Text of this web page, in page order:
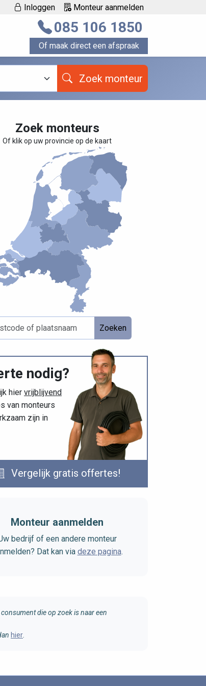
Inloggen Monteur aanmelden
085 106 1850
Of maak direct een afspraak
Zoek monteur
Zoek monteurs
Of klik op uw provincie op de kaart
Zoeken
nodig?
hier vrijblijvend
van monteurs
zijn in
Vergelijk gratis offertes!
Monteur aanmelden
bedrijf of een andere monteur
Dat kan via deze pagina.
die op zoek is naar een
hier